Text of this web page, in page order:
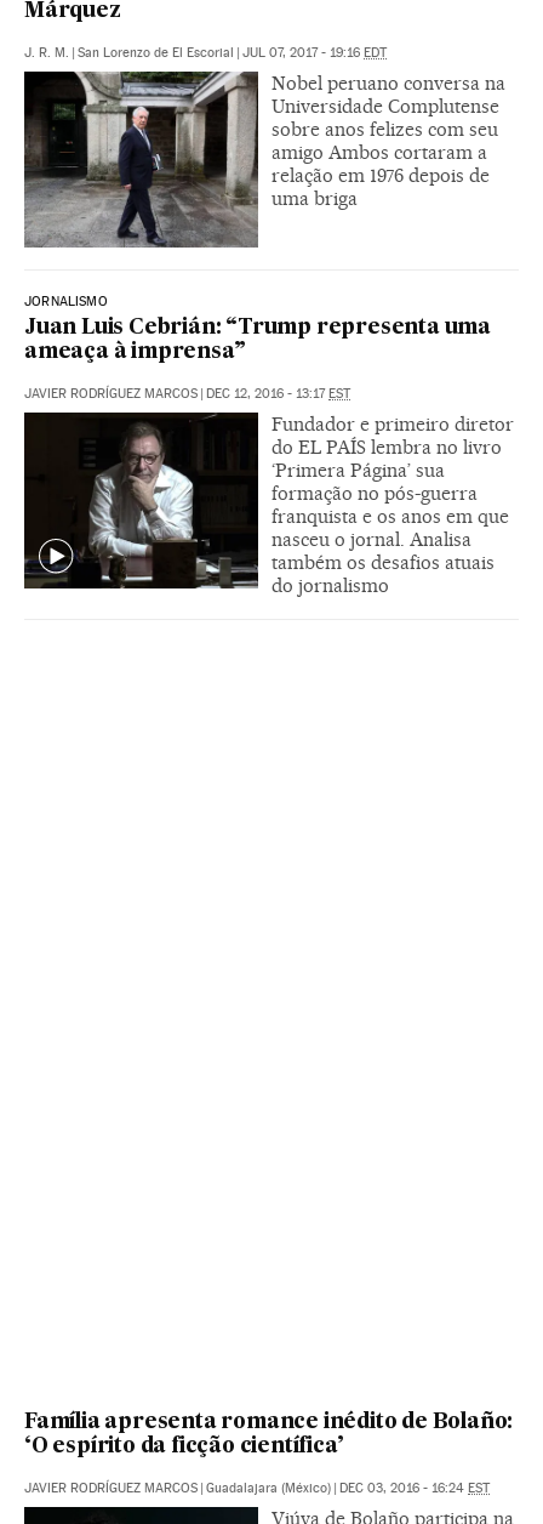
Márquez
J. R. M. | San Lorenzo de El Escorial | JUL 07, 2017 - 19:16 EDT
Nobel peruano conversa na
Universidade Complutense
sobre anos felizes com seu
amigo Ambos cortaram a
relação em 1976 depois de
uma briga
JORNALISMO
Juan Luis Cebrián: “Trump representa uma
ameaça à imprensa”
JAVIER RODRÍGUEZ MARCOS | DEC 12, 2016 - 13:17EST
Fundador e primeiro diretor
do EL PAÍS lembra no livro
‘Primera Página’ sua
formação no pós-guerra
franquista e os anos em que
nasceu o jornal. Analisa
também os desafios atuais
do jornalismo
Família apresenta romance inédito de Bolaño:
‘O espírito da ficção científica’
JAVIER RODRÍGUEZ MARCOS | Guadalajara (México) | DEC 03, 2016 - 16:24 EST
Viúva de Bolaño participa na